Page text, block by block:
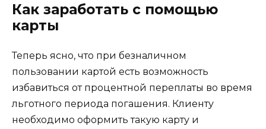
Как заработать с помощью
карты
Теперь ясно, что при безналичном
пользовании картой есть возможность
избавиться от процентной переплаты во время
льготного периода погашения. Клиенту
необходимо оформить такую карту и